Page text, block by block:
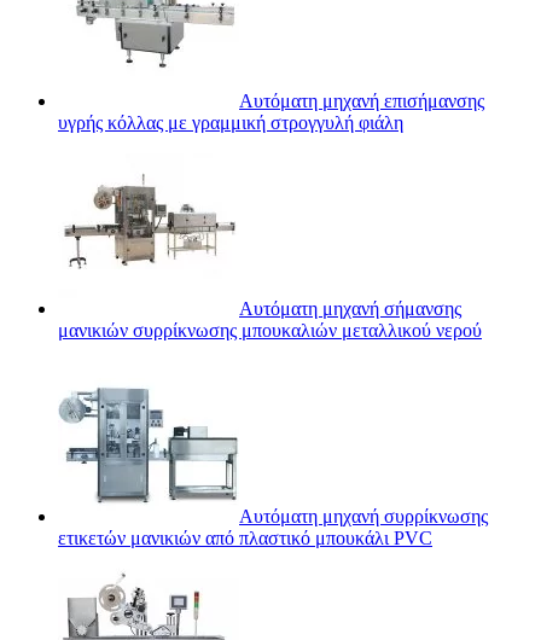
Αυτόματη μηχανή επισήμανσης
υγρής κόλλας με γραμμική στρογγυλή φιάλη
Αυτόματη μηχανή σήμανσης
μανικιών συρρίκνωσης μπουκαλιών μεταλλικού νερού
Αυτόματη μηχανή συρρίκνωσης
ετικετών μανικιών από πλαστικό μπουκάλι PVC